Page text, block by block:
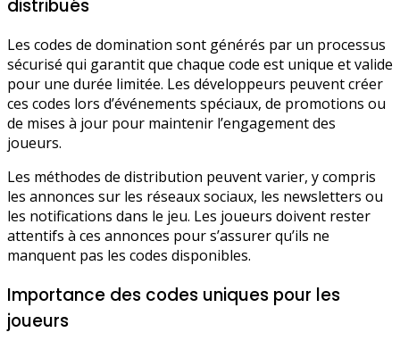
distribués
Les codes de domination sont générés par un processus
sécurisé qui garantit que chaque code est unique et valide
pour une durée limitée. Les développeurs peuvent créer
ces codes lors d’événements spéciaux, de promotions ou
de mises à jour pour maintenir l’engagement des
joueurs.
Les méthodes de distribution peuvent varier, y compris
les annonces sur les réseaux sociaux, les newsletters ou
les notifications dans le jeu. Les joueurs doivent rester
attentifs à ces annonces pour s’assurer qu’ils ne
manquent pas les codes disponibles.
Importance des codes uniques pour les
joueurs